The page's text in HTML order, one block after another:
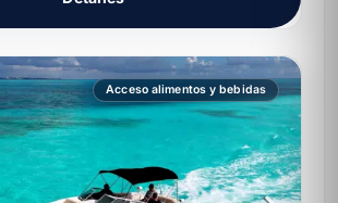
Acceso alimentos y bebidas